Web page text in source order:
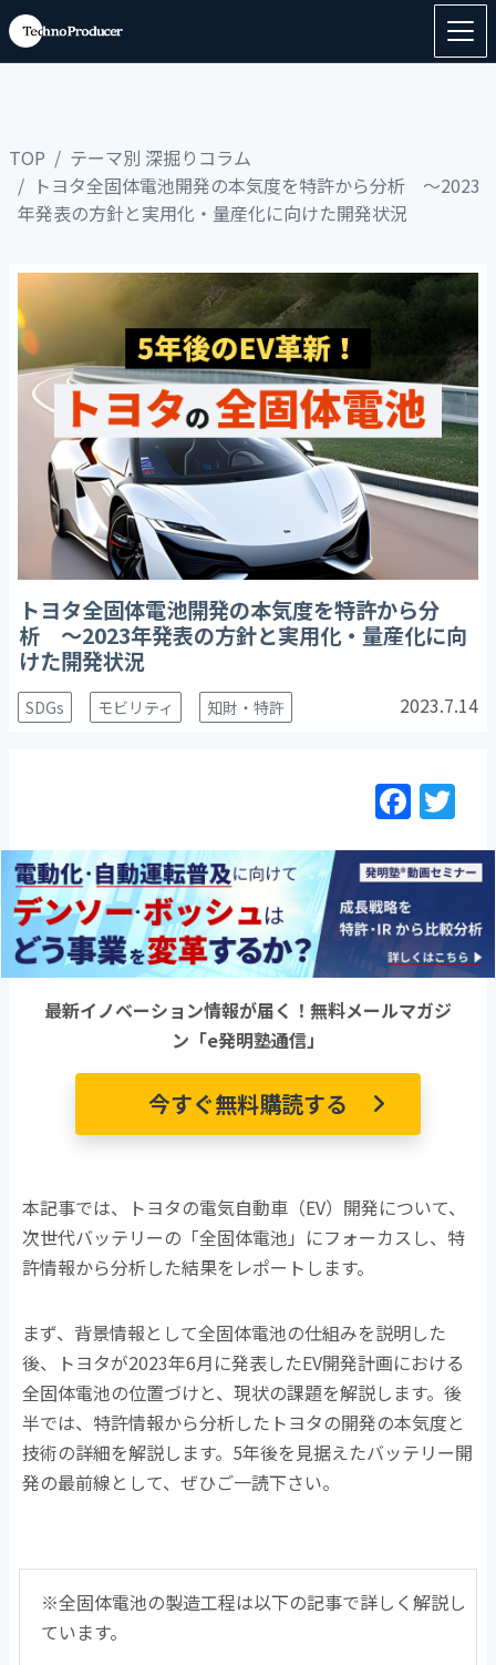
TOP
テーマ別 深掘りコラム
トヨタ全固体電池開発の本気度を特許から分析 ～2023
年発表の方針と実用化・量産化に向けた開発状況
トヨタ全固体電池開発の本気度を特許から分
析 ～2023年発表の方針と実用化・量産化に向
けた開発状況
SDGs モビリティ 知財・特許 2023.7.14
F
a
c
b
o
o
itt
最新イノベーション情報が届く！無料メールマガジ
ン「e発明塾通信」
今すぐ無料購読する
本記事では、トヨタの電気自動車（EV）開発について、
次世代バッテリーの「全固体電池」にフォーカスし、特
許情報から分析した結果をレポートします。
まず、背景情報として全固体電池の仕組みを説明した
後、トヨタが2023年6月に発表したEV開発計画における
全固体電池の位置づけと、現状の課題を解説します。後
半では、特許情報から分析したトヨタの開発の本気度と
技術の詳細を解説します。5年後を見据えたバッテリー開
発の最前線として、ぜひご一読下さい。
※全固体電池の製造工程は以下の記事で詳しく解説し
ています。